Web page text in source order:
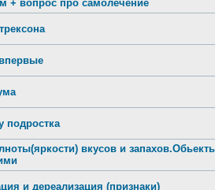
+ вопрос про самолечение
подростка
вкусов и
и дереализация (признаки)